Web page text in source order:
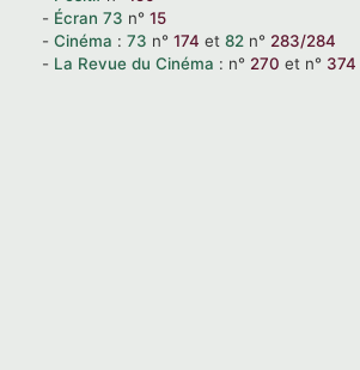
Écran 73 n° 15
Cinéma : 73 n° 174 et 82 n° 283/284
La Revue du Cinéma : n° 270 et n° 374